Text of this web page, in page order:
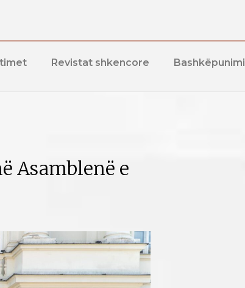
Revistat shkencore Bashkëpunimi
Asamblenë e